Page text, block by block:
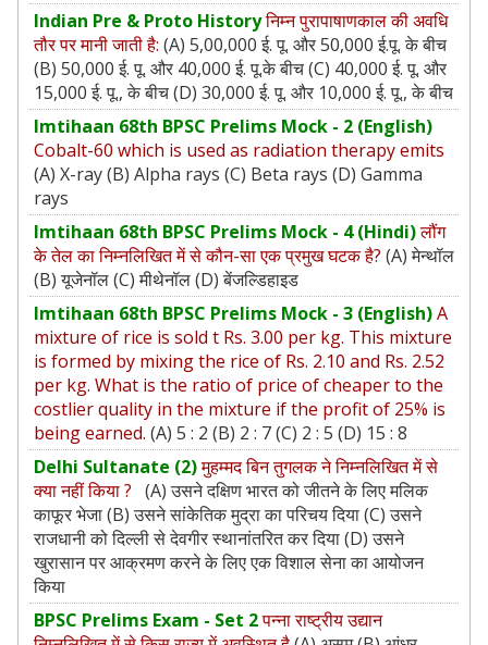
Indian Pre & Proto Historyनिम्न पुरापाषाणकाल की अवधि
तौर पर मानी जाती है: (A) 5,00,000 ई. पू. और 50,000 ई.पू. के बीच
(B) 50,000 ई. पू. और 40,000 ई. पू.के बीच (C) 40,000 ई. पू. और
15,000 ई. पू., के बीच (D) 30,000 ई. पू. और 10,000 ई. पू., के बीच
Imtihaan 68th BPSC Prelims Mock - 2 (English)
Cobalt-60 which is used as radiation therapy emits
(A) X-ray (B) Alpha rays (C) Beta rays (D) Gamma
rays
Imtihaan 68th BPSC Prelims Mock - 4 (Hindi)लौंग
के तेल का निम्नलिखित में से कौन-सा एक प्रमुख घटक है? (A) मेन्थॉल
(B) यूजेनॉल (C) मीथेनॉल (D) बेंजल्डिहाइड
Imtihaan 68th BPSC Prelims Mock - 3 (English)A
mixture of rice is sold t Rs. 3.00 per kg. This mixture
is formed by mixing the rice of Rs. 2.10 and Rs. 2.52
per kg. What is the ratio of price of cheaper to the
costlier quality in the mixture if the profit of 25% is
being earned. (A) 5 : 2 (B) 2 : 7 (C) 2 : 5 (D) 15 : 8
Delhi Sultanate (2)मुहम्मद बिन तुगलक ने निम्नलिखित में से
क्या नहीं किया ? (A) उसने दक्षिण भारत को जीतने के लिए मलिक
काफूर भेजा (B) उसने सांकेतिक मुद्रा का परिचय दिया (C) उसने
राजधानी को दिल्ली से देवगीर स्थानांतरित कर दिया (D) उसने
खुरासान पर आक्रमण करने के लिए एक विशाल सेना का आयोजन
किया
BPSC Prelims Exam - Set 2पन्ना राष्ट्रीय उद्यान